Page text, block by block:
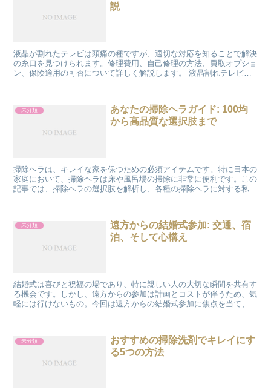
説
液晶が割れたテレビは頭痛の種ですが、適切な対応を知ることで解決
の糸口を見つけられます。修理費用、自己修理の方法、買取オプショ
ン、保険適用の可否について詳しく解説します。 液晶割れテレビの
未分類
あなたの掃除ヘラガイド: 100均
から高品質な選択肢まで
掃除ヘラは、キレイな家を保つための必須アイテムです。特に日本の
家庭において、掃除ヘラは床や風呂場の掃除に非常に便利です。この
記事では、掃除ヘラの選択肢を解析し、各種の掃除ヘラに対する私の
未分類
遠方からの結婚式参加: 交通、宿
泊、そして心構え
結婚式は喜びと祝福の場であり、特に親しい人の大切な瞬間を共有す
る機会です。しかし、遠方からの参加は計画とコストが伴うため、気
軽には行けないもの。今回は遠方からの結婚式参加に焦点を当て、交
未分類
おすすめの掃除洗剤でキレイにす
る5つの方法